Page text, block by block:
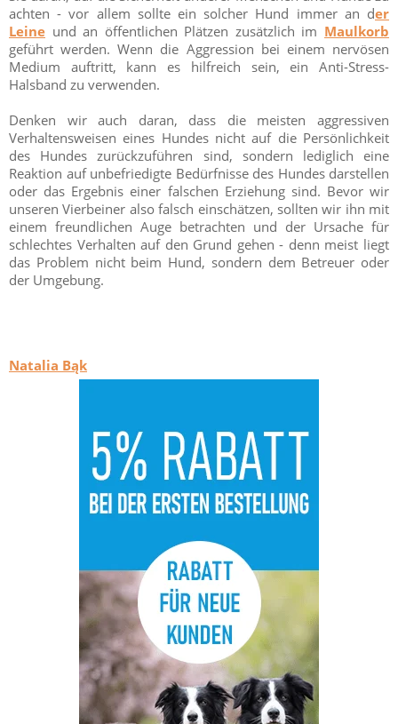
achten - vor allem sollte ein solcher Hund immer an der
Leine und an öffentlichen Plätzen zusätzlich im Maulkorb
geführt werden. Wenn die Aggression bei einem nervösen
Medium auftritt, kann es hilfreich sein, ein Anti-Stress-
Halsband zu verwenden.
Denken wir auch daran, dass die meisten aggressiven
Verhaltensweisen eines Hundes nicht auf die Persönlichkeit
des Hundes zurückzuführen sind, sondern lediglich eine
Reaktion auf unbefriedigte Bedürfnisse des Hundes darstellen
oder das Ergebnis einer falschen Erziehung sind. Bevor wir
unseren Vierbeiner also falsch einschätzen, sollten wir ihn mit
einem freundlichen Auge betrachten und der Ursache für
schlechtes Verhalten auf den Grund gehen - denn meist liegt
das Problem nicht beim Hund, sondern dem Betreuer oder
der Umgebung.
Natalia Bąk